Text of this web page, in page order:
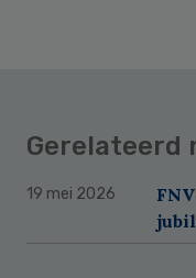
Gerelateerd
19 mei 2026